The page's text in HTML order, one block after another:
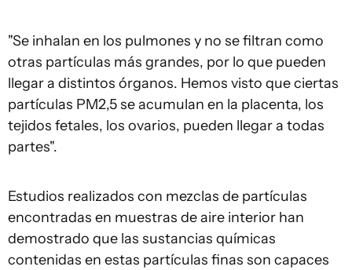
"Se inhalan en los pulmones y no se filtran como
otras partículas más grandes, por lo que pueden
llegar a distintos órganos. Hemos visto que ciertas
partículas PM2,5 se acumulan en la placenta, los
tejidos fetales, los ovarios, pueden llegar a todas
partes".
Estudios realizados con mezclas de partículas
encontradas en muestras de aire interior han
demostrado que las sustancias químicas
contenidas en estas partículas finas son capaces